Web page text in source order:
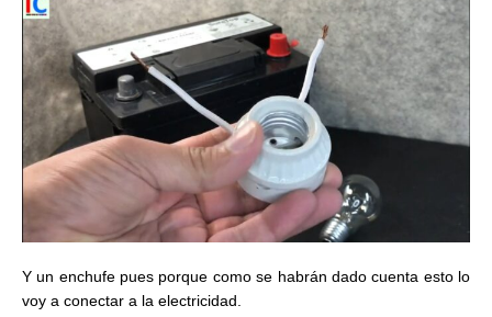
Y un enchufe pues porque como se habrán dado cuenta esto lo
voy a conectar a la electricidad.